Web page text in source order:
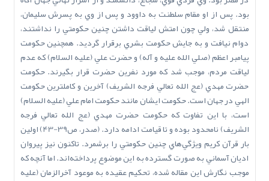
بود. پس از او مقام سلطنت به داوود و پس از وي به پسرش سليمان،
منتقل شد، ولي چون امتش لياقت داشتن چنين حکومتي را نداشتند،
دوام نيافت و به جايش حکومت بشري برقرار گرديد. همچنين حکومت
پيامبر اعظم (صلي ‌الله‌ عليه‌ و آله) و حضرت علي (عليه السلام) که عدم
لياقت مردم، موجب شد که مورد نفرين حضرت قرار بگيرند. حکومت
حضرت مهدي (عج ‌الله‌ تعالي‌ فرجه ‌الشريف) آخرين و کاملترين حکومت
الهي در جهان است. حکومت ايشان مانند حکومت امام علي (عليه السلام)
است، با اين تفاوت که حکومت حضرت مهدي (عج ‌الله‌ تعالي‌ فرجه
‌الشريف) نامحدود بوده و تا قيامت ادامه دارد. (صدر، ص39-43) اولين
بار قرآن کريم ويژگي‌هاي چنين حکومتي را برشمرد. تاکنون نيز پيروان
اديان آسماني به صورت گسترده به اين موضوع پرداخته‌اند. اما آنچه که
موجب نگارش اين مقاله شده، تحکيم عقيده به موعود آخرالزمان (عليه